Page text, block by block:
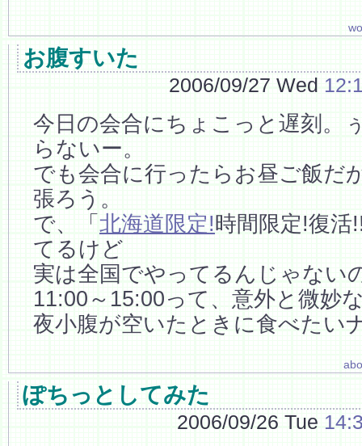
お腹すいた
2006/09/27 Wed
今日の会合にちょこっと遅刻。
らないー。
でも会合に行ったらお昼ご飯だ
張ろう。
で、「 北海道限定!時間限定!復
てるけど
実は全国でやってるんじゃない
11:00～15:00って、意外と微妙
夜小腹が空いたときに食べたい
ぽちっとしてみた
2006/09/26 Tue